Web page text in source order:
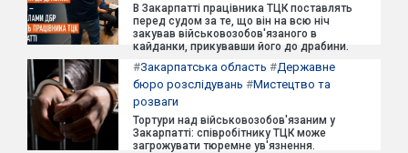
В Закарпатті працівника ТЦК поставлять
перед судом за те, що він на всю ніч
закував військовозобов'язаного в
кайданки, прикувавши його до драбини.
#Закарпатська область #Державне
бюро розслідувань #Мистецтво та
розваги
Тортури над військовозобов'язаним у
Закарпатті: співробітнику ТЦК може
загрожувати тюремне ув'язнення.